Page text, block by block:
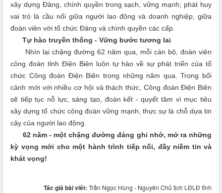
xây dựng Đảng, chính quyền trong sạch, vững mạnh; phát huy
vai trò là cầu nối giữa người lao động và doanh nghiệp, giữa
đoàn viên với tổ chức Đảng và chính quyền các cấp.
Tự hào truyền thống - Vững bước tương lai
Nhìn lại chặng đường 62 năm qua, mỗi cán bộ, đoàn viên
công đoàn tỉnh Điện Biên luôn tự hào về sự phát triển của tổ
chức Công đoàn Điện Biên trong những năm qua. Trong bối
cảnh mới với nhiều cơ hội và thách thức, Công đoàn Điện Biên
sẽ tiếp tục nỗ lực, sáng tạo, đoàn kết - quyết tâm vì mục tiêu
xây dựng tổ chức công đoàn vững mạnh, thực sự là chỗ dựa tin
cậy của người lao động.
62 năm - một chặng đường đáng ghi nhớ, mở ra những
kỳ vọng mới cho một hành trình tiếp nối, đầy niềm tin và
khát vọng!
Tác giả bài viết: Trần Ngọc Hùng - Nguyên Chủ tịch LĐLĐ tỉnh